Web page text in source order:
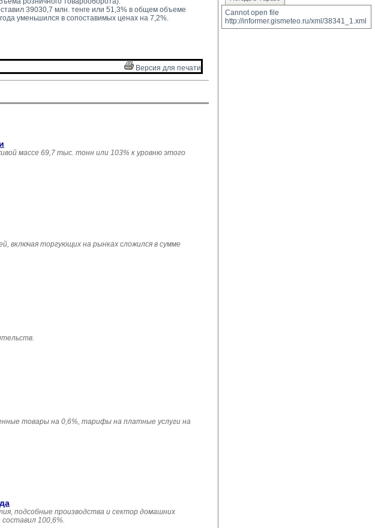
39030,7 млн. тенге или 51,3% в общем объеме
уменьшился в сопоставимых ценах на 7,2%.
Версия для печати
массе 69,7 тыс. тонн или 103% к уровню этого
включая торгующих на рынках сложился в сумме
товары на 0,6%, тарифы на платные услуги на
подсобные производства и сектор домашних
100,6%.
Cannot open file
http://informer.gismeteo.ru/xml/38341_1.xml